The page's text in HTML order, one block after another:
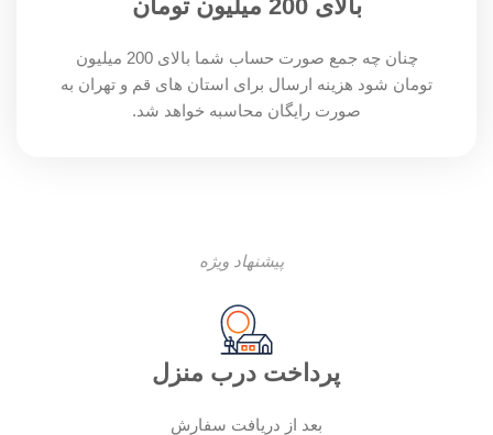
بالای 200 میلیون تومان
چنان چه جمع صورت حساب شما بالای 200 میلیون
تومان شود هزینه ارسال برای استان های قم و تهران به
صورت رایگان محاسبه خواهد شد.
پیشنهاد ویژه
پرداخت درب منزل
بعد از دریافت سفارش